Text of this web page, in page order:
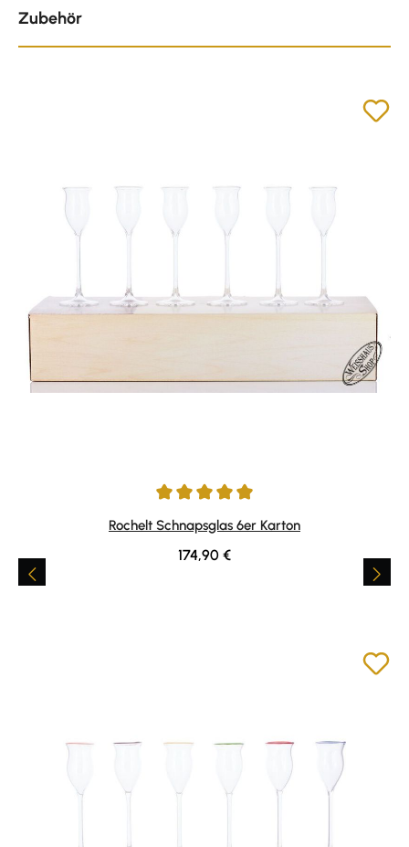
Zubehör
Durchschnittliche Bewertung von 5 von 5 Sternen
Rochelt Schnapsglas 6er Karton
Regulärer Preis:
174,90 €